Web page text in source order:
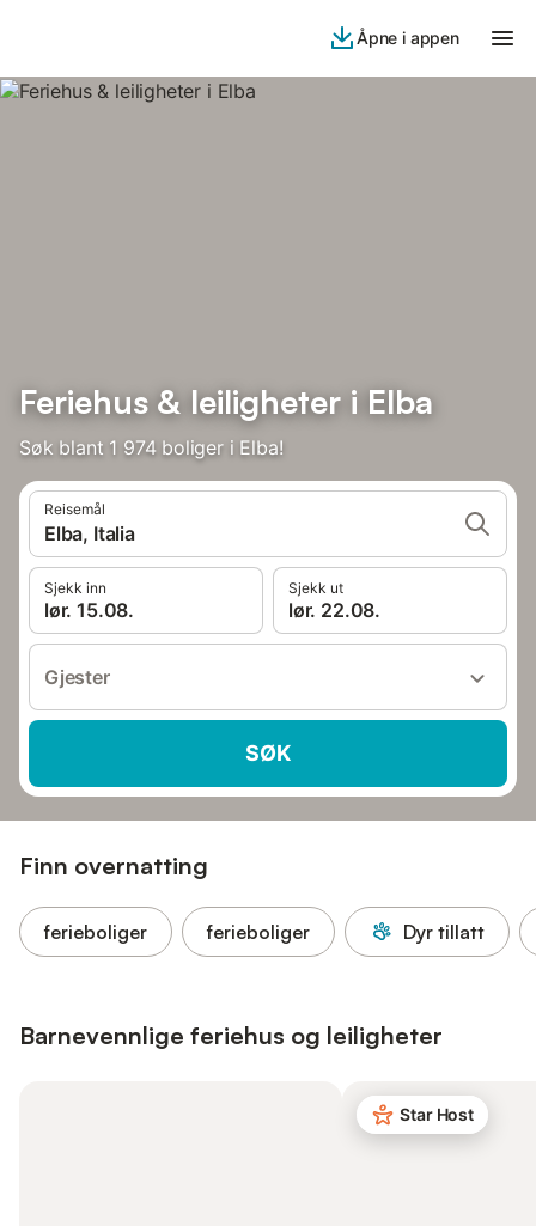
Åpne i appen
Feriehus & leiligheter i Elba
Søk blant 1 974 boliger i Elba!
Reisemål
Elba, Italia
Sjekk inn
lør. 15.08.
Sjekk ut
lør. 22.08.
Gjester
SØK
Finn overnatting
ferieboliger ferieboliger Dyr tillatt
Barnevennlige feriehus og leiligheter
Star Host